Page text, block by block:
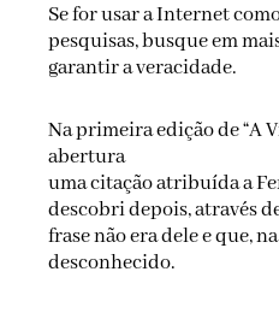
Se for usar a Internet
pesquisas, busque em
garantir a veracidade.
Na primeira edição de “A
abertura
uma citação atribuída a
descobri depois, através
frase não era dele e que,
desconhecido.